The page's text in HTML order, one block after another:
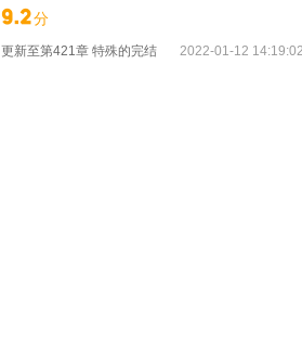
9.2分
更新至第421章 特殊的完结 2022-01-12